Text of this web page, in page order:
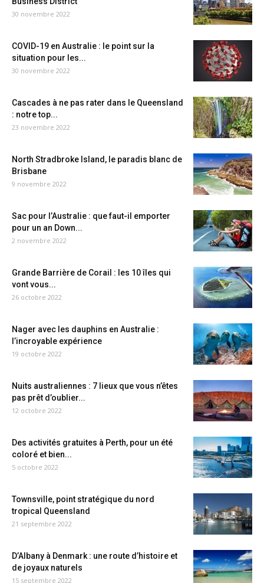
30 novembre 2022
COVID-19 en Australie : le point sur la
situation pour les...
30 novembre 2022
Cascades à ne pas rater dans le Queensland
: notre top...
23 novembre 2022
North Stradbroke Island, le paradis blanc de
Brisbane
9 novembre 2022
Sac pour l’Australie : que faut-il emporter
pour un an Down...
2 novembre 2022
Grande Barrière de Corail : les 10 îles qui
vont vous...
26 octobre 2022
Nager avec les dauphins en Australie :
l’incroyable expérience
19 octobre 2022
Nuits australiennes : 7 lieux que vous n’êtes
pas prêt d’oublier...
12 octobre 2022
Des activités gratuites à Perth, pour un été
coloré et bien...
5 octobre 2022
Townsville, point stratégique du nord
tropical Queensland
21 septembre 2022
D’Albany à Denmark : une route d’histoire et
de joyaux naturels
15 septembre 2022